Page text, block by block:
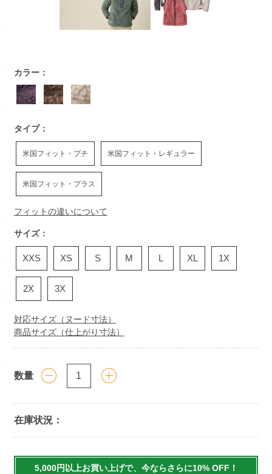
https://www.llbean.co.jp/womens/outer/fleece/g/
カラー：
タイプ：
米国フィット・プチ 米国フィット・レギュラー
米国フィット・プラス
フィットの違いについて
サイズ：
XXS XS S M L XL 1X
2X 3X
対応サイズ（ヌード寸法）
商品サイズ（仕上がり寸法）
数量
在庫状況：
to
5,000円以上お買い上げで、今ならさらに10% OFF！